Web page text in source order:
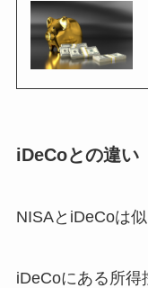
iDeCoとの違い
NISAとiDeCoは
iDeCoにある所得